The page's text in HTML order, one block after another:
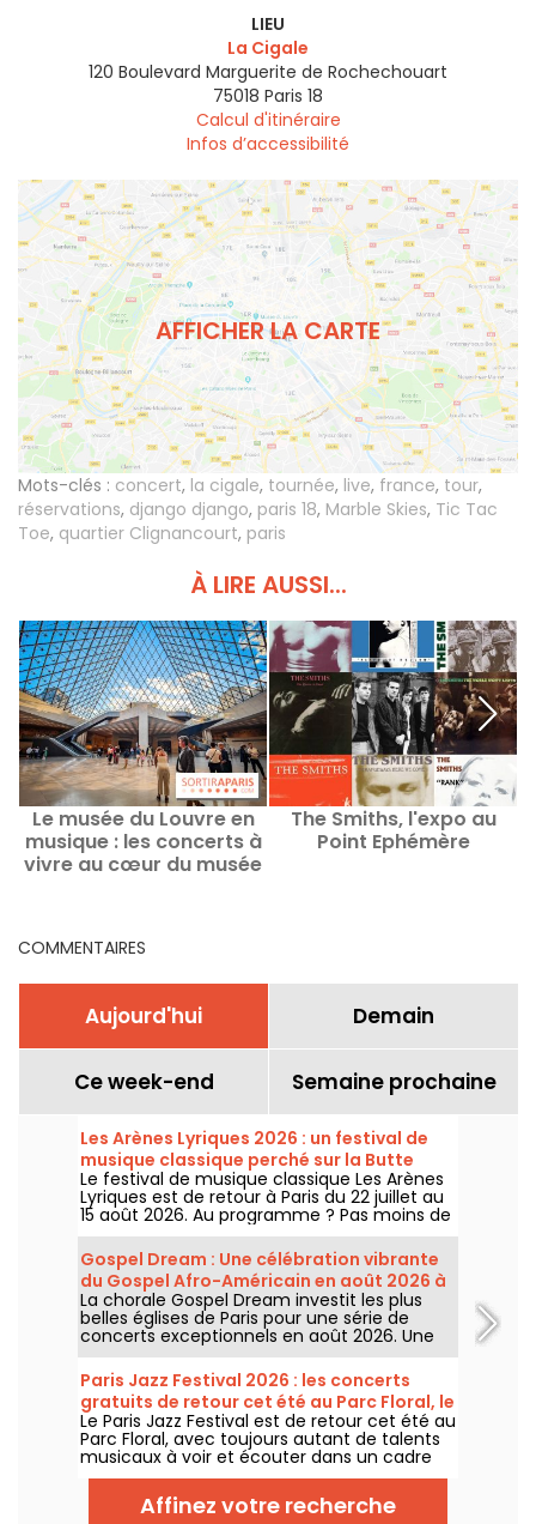
LIEU
La Cigale
120 Boulevard Marguerite de Rochechouart
75018 Paris 18
Calcul d'itinéraire
Infos d’accessibilité
AFFICHER LA CARTE
Mots-clés : concert, la cigale, tournée, live, france, tour,
réservations, django django, paris 18, Marble Skies, Tic Tac
Toe, quartier Clignancourt, paris
À LIRE AUSSI...
Le musée du Louvre en
musique : les concerts à
vivre au cœur du musée
The Smiths, l'expo au
Point Ephémère
COMMENTAIRES
Aujourd'hui Demain
Ce week-end Semaine prochaine
Les Arènes Lyriques 2026 : un festival de
musique classique perché sur la Butte
Montmartre
Le festival de musique classique Les Arènes
Lyriques est de retour à Paris du 22 juillet au
15 août 2026. Au programme ? Pas moins de
16 concerts donnés au sein des Arènes de
Montmartre, un cadre idyllique pour écouter
les grands classiques.
Gospel Dream : Une célébration vibrante
du Gospel Afro-Américain en août 2026 à
Paris
La chorale Gospel Dream investit les plus
belles églises de Paris pour une série de
concerts exceptionnels en août 2026. Une
expérience musicale unique qui célèbre
l'espoir, l'unité et la résilience à travers les
chants authentiques de l'Église Afro-
Américaine.
Paris Jazz Festival 2026 : les concerts
gratuits de retour cet été au Parc Floral, le
programme
Le Paris Jazz Festival est de retour cet été au
Parc Floral, avec toujours autant de talents
musicaux à voir et écouter dans un cadre
bucolique. Voici le programme des concerts
gratuits à découvrir du 24 juin au 6
septembre 2026 !
Affinez votre recherche